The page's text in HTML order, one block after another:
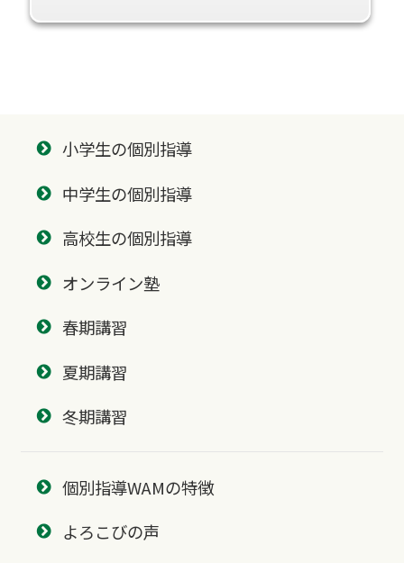
小学生の個別指導
中学生の個別指導
高校生の個別指導
オンライン塾
春期講習
夏期講習
冬期講習
個別指導WAMの特徴
よろこびの声